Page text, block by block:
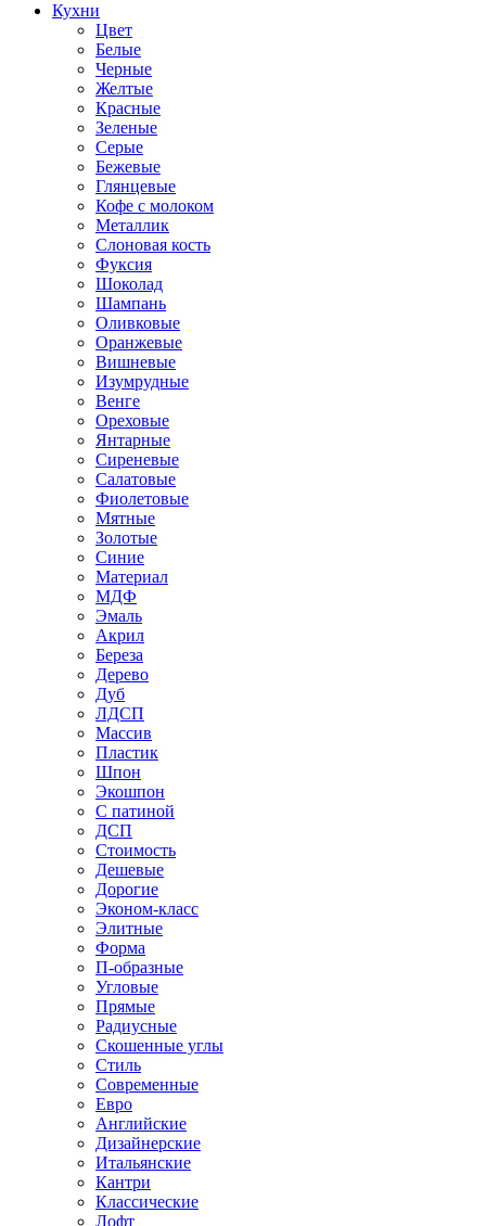
Кухни
Цвет
Белые
Черные
Желтые
Красные
Зеленые
Серые
Бежевые
Глянцевые
Кофе с молоком
Металлик
Слоновая кость
Фуксия
Шоколад
Шампань
Оливковые
Оранжевые
Вишневые
Изумрудные
Венге
Ореховые
Янтарные
Сиреневые
Салатовые
Фиолетовые
Мятные
Золотые
Синие
Материал
МДФ
Эмаль
Акрил
Береза
Дерево
Дуб
ЛДСП
Массив
Пластик
Шпон
Экошпон
С патиной
ДСП
Стоимость
Дешевые
Дорогие
Эконом-класс
Элитные
Форма
П-образные
Угловые
Прямые
Радиусные
Скошенные углы
Стиль
Современные
Евро
Английские
Дизайнерские
Итальянские
Кантри
Классические
Лофт